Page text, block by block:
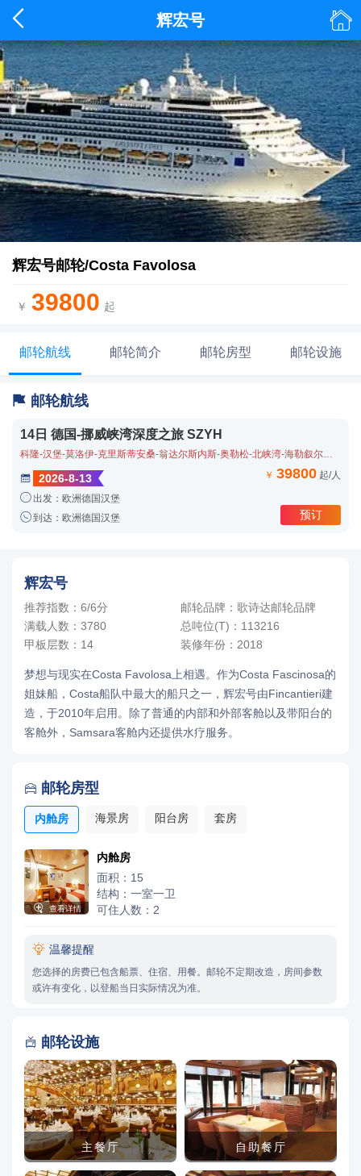
 辉宏号 
辉宏号邮轮/Costa Favolosa
￥ 39800 起
邮轮航线 邮轮简介 邮轮房型 邮轮设施
 邮轮航线
14日 德国-挪威峡湾深度之旅 SZYH
科隆-汉堡-莫洛伊-克里斯蒂安桑-翁达尔斯内斯-奥勒松-北峡湾-海勒叙尔特-盖朗厄尔峡湾-卑尔根
 2026-8-13
出发：欧洲德国汉堡
到达：欧洲德国汉堡
￥ 39800 起/人
预订
辉宏号
推荐指数：6/6分
邮轮品牌：歌诗达邮轮品牌
满载人数：3780
总吨位(T)：113216
甲板层数：14
装修年份：2018
梦想与现实在Costa Favolosa上相遇。作为Costa Fascinosa的
姐妹船，Costa船队中最大的船只之一，辉宏号由Fincantieri建
造，于2010年启用。除了普通的内部和外部客舱以及带阳台的
客舱外，Samsara客舱内还提供水疗服务。
 邮轮房型
内舱房 海景房 阳台房 套房
 查看详情
内舱房
面积：15
结构：一室一卫
可住人数：2
 温馨提醒
您选择的房费已包含船票、住宿、用餐。邮轮不定期改造，房间参数
或许有变化，以登船当日实际情况为准。
 邮轮设施
主餐厅 自助餐厅